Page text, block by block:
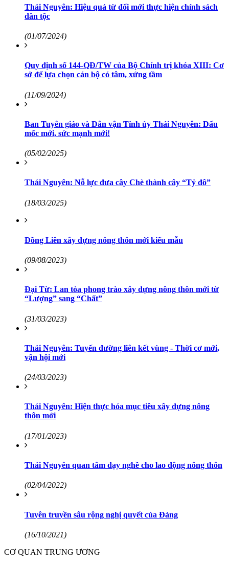
Thái Nguyên: Hiệu quả từ đổi mới thực hiện chính sách
dân tộc
(01/07/2024)
Quy định số 144-QĐ/TW của Bộ Chính trị khóa XIII: Cơ
sở để lựa chọn cán bộ có tâm, xứng tầm
(11/09/2024)
Ban Tuyên giáo và Dân vận Tỉnh ủy Thái Nguyên: Dấu
mốc mới, sức mạnh mới!
(05/02/2025)
Thái Nguyên: Nỗ lực đưa cây Chè thành cây “Tỷ đô”
(18/03/2025)
Đồng Liên xây dựng nông thôn mới kiểu mẫu
(09/08/2023)
Đại Từ: Lan tỏa phong trào xây dựng nông thôn mới từ
“Lượng” sang “Chất”
(31/03/2023)
Thái Nguyên: Tuyến đường liên kết vùng - Thời cơ mới,
vận hội mới
(24/03/2023)
Thái Nguyên: Hiện thực hóa mục tiêu xây dựng nông
thôn mới
(17/01/2023)
Thái Nguyên quan tâm dạy nghề cho lao động nông thôn
(02/04/2022)
Tuyên truyền sâu rộng nghị quyết của Đảng
(16/10/2021)
CƠ QUAN TRUNG ƯƠNG